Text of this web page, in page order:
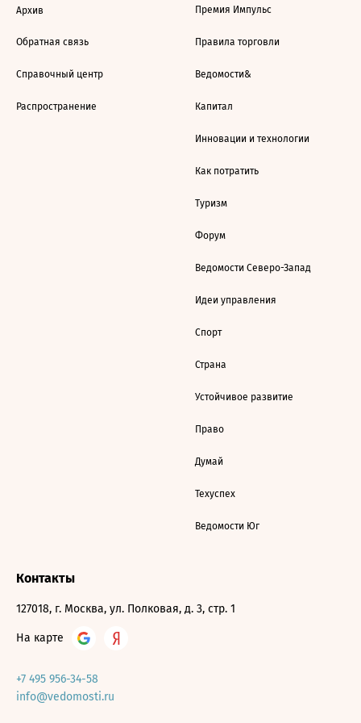
Архив
Обратная связь
Справочный центр
Распространение
Премия Импульс
Правила торговли
Ведомости&
Капитал
Инновации и технологии
Как потратить
Туризм
Форум
Ведомости Северо-Запад
Идеи управления
Спорт
Страна
Устойчивое развитие
Право
Думай
Техуспех
Ведомости Юг
Контакты
127018, г. Москва, ул. Полковая, д. 3, стр. 1
На карте
+7 495 956-34-58
info@vedomosti.ru